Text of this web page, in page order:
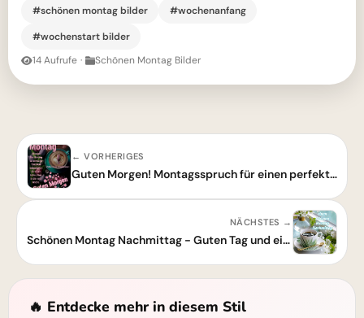
#schönen montag bilder
#wochenanfang
#wochenstart bilder
14 Aufrufe · Schönen Montag Bilder
← VORHERIGES
Guten Morgen! Montagsspruch für einen perfekten Wochenstart
NÄCHSTES →
Schönen Montag Nachmittag - Guten Tag und einen guten Start!
🔥 Entdecke mehr in diesem Stil